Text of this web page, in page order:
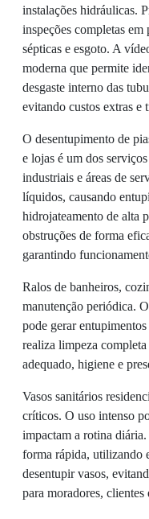
instalações hidráulicas.
inspeções completas em
sépticas e esgoto. A
moderna que permite
desgaste interno das
evitando custos extras e
O desentupimento de
e lojas é um dos
industriais e áreas de
líquidos, causando
hidrojateamento de alta
obstruções de forma
garantindo
Ralos de banheiros,
manutenção periódica.
pode gerar
realiza limpeza
adequado, higiene e
Vasos sanitários
críticos. O uso intenso
impactam a rotina
forma rápida, utilizando
desentupir vasos,
para moradores,